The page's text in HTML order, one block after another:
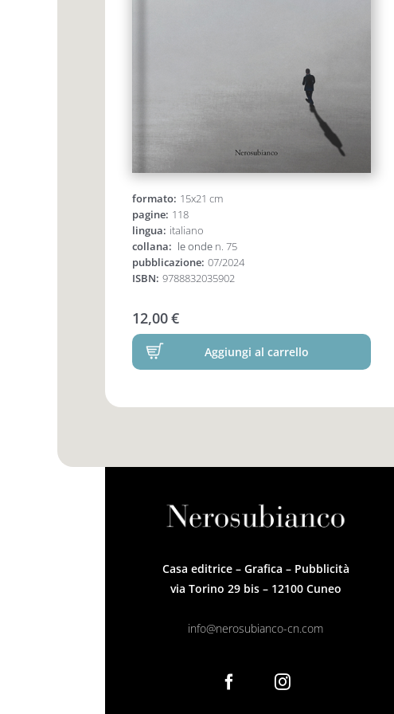
formato: 15x21 cm
pagine: 118
lingua: italiano
collana: le onde n. 75
pubblicazione: 07/2024
ISBN: 9788832035902
12,00€
Aggiungi al carrello
Casa editrice – Grafica – Pubblicità
via Torino 29 bis – 12100 Cuneo
info@nerosubianco-cn.com